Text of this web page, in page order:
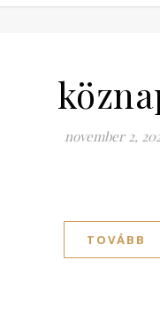
november 2,
TOVÁBB